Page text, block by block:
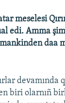
saytları
meselesi
edi. Amma
daa
devamında
biri olarnıñ